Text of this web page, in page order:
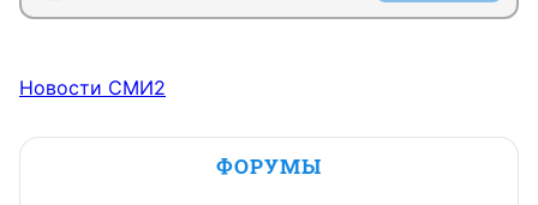
Новости СМИ2
ФОРУМЫ